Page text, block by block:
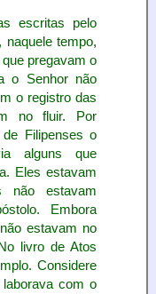
escritas pelo
tempo,
pregavam o
o Senhor não
o registro das
no fluir. Por
Filipenses o
alguns que
Eles estavam
não estavam
Embora
estavam no
livro de Atos
Considere
laborava com o